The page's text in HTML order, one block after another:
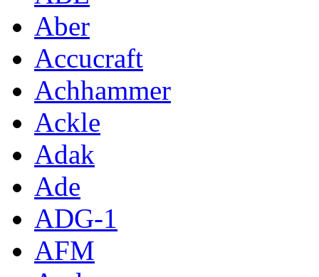
Aber
Accucraft
Achhammer
Ackle
Adak
Ade
ADG-1
AFM